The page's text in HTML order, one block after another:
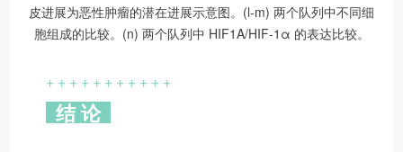
皮进展为恶性肿瘤的潜在进展示意图。(l-m) 两个队列中不同细
胞组成的比较。(n) 两个队列中 HIF1A/HIF-1α 的表达比较。
+ + + + + + + + + + +
结 论